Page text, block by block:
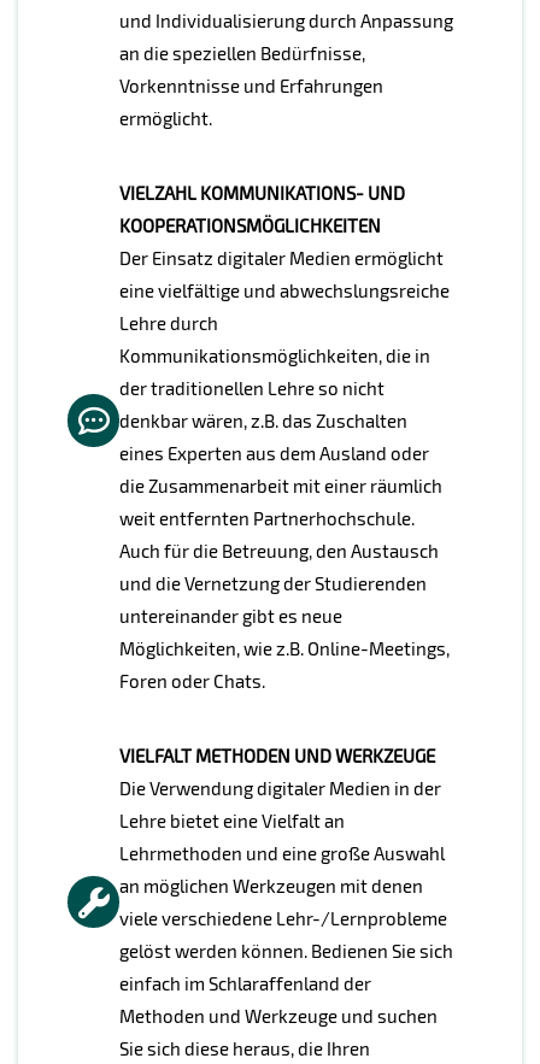
und Individualisierung durch Anpassung
an die speziellen Bedürfnisse,
Vorkenntnisse und Erfahrungen
ermöglicht.
VIELZAHL KOMMUNIKATIONS- UND
KOOPERATIONSMÖGLICHKEITEN
Der Einsatz digitaler Medien ermöglicht
eine vielfältige und abwechslungsreiche
Lehre durch
Kommunikationsmöglichkeiten, die in
der traditionellen Lehre so nicht
denkbar wären, z.B. das Zuschalten
eines Experten aus dem Ausland oder
die Zusammenarbeit mit einer räumlich
weit entfernten Partnerhochschule.
Auch für die Betreuung, den Austausch
und die Vernetzung der Studierenden
untereinander gibt es neue
Möglichkeiten, wie z.B. Online-Meetings,
Foren oder Chats.
VIELFALT METHODEN UND WERKZEUGE
Die Verwendung digitaler Medien in der
Lehre bietet eine Vielfalt an
Lehrmethoden und eine große Auswahl
an möglichen Werkzeugen mit denen
viele verschiedene Lehr-/Lernprobleme
gelöst werden können. Bedienen Sie sich
einfach im Schlaraffenland der
Methoden und Werkzeuge und suchen
Sie sich diese heraus, die Ihren